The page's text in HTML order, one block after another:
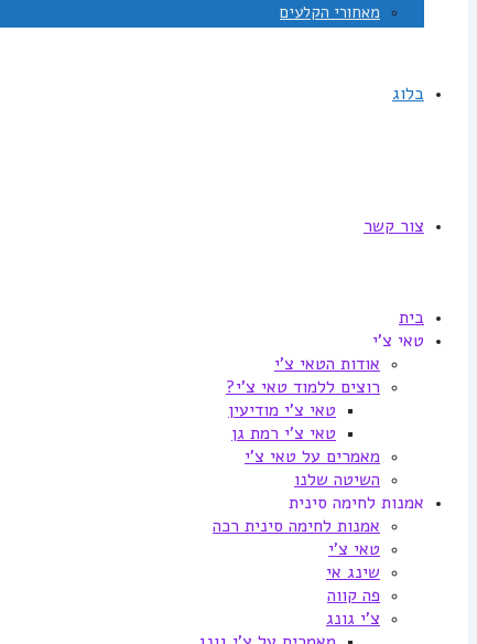
מאחורי הקלעים
בלוג
צור קשר
בית
טאי צ'י
אודות הטאי צ'י
רוצים ללמוד טאי צ'י?
טאי צ'י מודיעין
טאי צ'י רמת גן
מאמרים על טאי צ'י
השיטה שלנו
אמנות לחימה סינית
אמנות לחימה סינית רכה
טאי צ'י
שינג אי
פה קווה
צ'י גונג